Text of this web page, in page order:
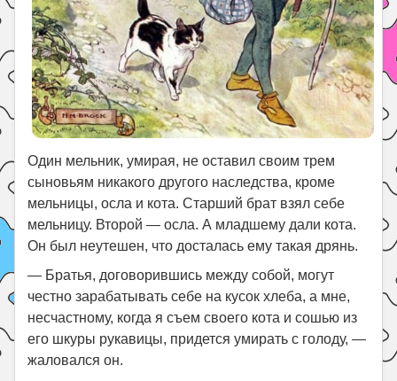
Один мельник, умирая, не оставил своим трем
сыновьям никакого другого наследства, кроме
мельницы, осла и кота. Старший брат взял себе
мельницу. Второй — осла. А младшему дали кота.
Он был неутешен, что досталась ему такая дрянь.
— Братья, договорившись между собой, могут
честно зарабатывать себе на кусок хлеба, а мне,
несчастному, когда я съем своего кота и сошью из
его шкуры рукавицы, придется умирать с голоду, —
жаловался он.